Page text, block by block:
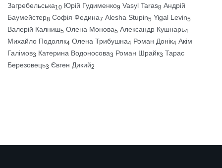
Загребельська10 Юрій Гудименко9 Vasyl Taras8 Андрій
Баумейстер8 Софія Федина7 Alesha Stupin5 Yigal Levin5
Валерій Калниш5 Олена Монова5 Александр Кушнарь4
Михайло Подоляк4 Олена Трибушна4 Роман Донік4 Акім
Галімов3 Катерина Водоносова3 Роман Шрайк3 Тарас
Березовець3 Євген Дикий2